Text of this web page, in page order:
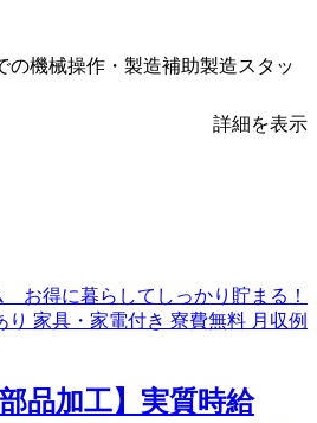
の機械操作・製造補助製造スタッ
詳細を表示
品加工】実質時給